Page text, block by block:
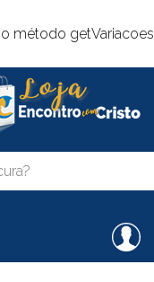
método getVariacoes